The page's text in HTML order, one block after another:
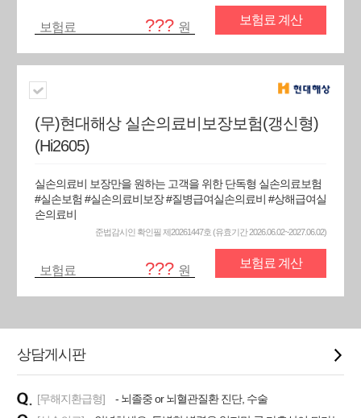
보험료 ??? 원
보험료 계산
(무)현대해상 실손의료비보장보험(갱신형)
(Hi2605)
실손의료비 보장만을 원하는 고객을 위한 단독형 실손의료보험
#실손보험 #실손의료비보장 #질병급여실손의료비 #상해급여실
손의료비
준법감시인 확인필 제20261447호 (유효기간 2026.06.02~2027.06.02)
보험료 ??? 원
보험료 계산
상담게시판
[무해지환급형]
- 뇌졸중 or 뇌혈관질환 진단, 수술